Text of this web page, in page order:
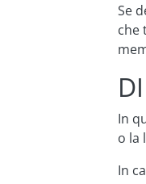
Se
che
In
o la
In